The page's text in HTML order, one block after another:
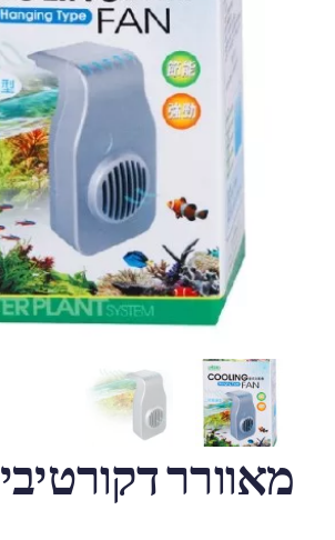
מאוורר דקורטיבי